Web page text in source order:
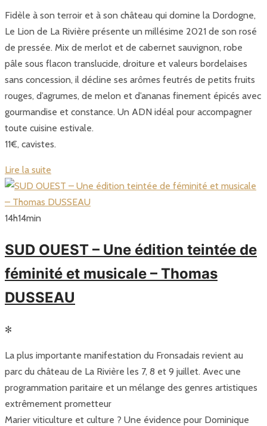
Fidèle à son terroir et à son château qui domine la Dordogne,
Le Lion de La Rivière présente un millésime 2021 de son rosé
de pressée. Mix de merlot et de cabernet sauvignon, robe
pâle sous flacon translucide, droiture et valeurs bordelaises
sans concession, il décline ses arômes feutrés de petits fruits
rouges, d’agrumes, de melon et d’ananas finement épicés avec
gourmandise et constance. Un ADN idéal pour accompagner
toute cuisine estivale.
11€, cavistes.
Lire la suite
14h14min
SUD OUEST – Une édition teintée de
féminité et musicale – Thomas
DUSSEAU
✻
La plus importante manifestation du Fronsadais revient au
parc du château de La Rivière les 7, 8 et 9 juillet. Avec une
programmation paritaire et un mélange des genres artistiques
extrêmement prometteur
Marier viticulture et culture ? Une évidence pour Dominique